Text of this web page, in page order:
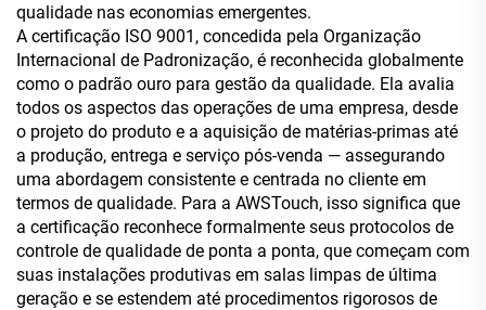
qualidade nas economias emergentes.
A certificação ISO 9001, concedida pela Organização
Internacional de Padronização, é reconhecida globalmente
como o padrão ouro para gestão da qualidade. Ela avalia
todos os aspectos das operações de uma empresa, desde
o projeto do produto e a aquisição de matérias-primas até
a produção, entrega e serviço pós-venda — assegurando
uma abordagem consistente e centrada no cliente em
termos de qualidade. Para a AWSTouch, isso significa que
a certificação reconhece formalmente seus protocolos de
controle de qualidade de ponta a ponta, que começam com
suas instalações produtivas em salas limpas de última
geração e se estendem até procedimentos rigorosos de